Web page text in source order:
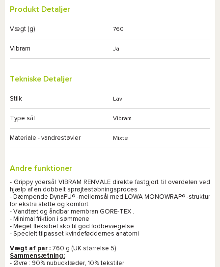
Produkt Detaljer
Vægt (g) 760
Vibram Ja
Tekniske Detaljer
Stilk Lav
Type sål Vibram
Materiale - vandrestøvler Mixte
Andre funktioner
- Grippy ydersål VIBRAM RENVALE direkte fastgjort til overdelen ved
hjælp af en dobbelt sprøjtestøbningsproces
- Dæmpende DynaPU® -mellemsål med LOWA MONOWRAP® -struktur
for ekstra støtte og komfort
- Vandtæt og åndbar membran GORE-TEX .
- Minimal friktion i sømmene
- Meget fleksibel sko til god fodbevægelse
- Specielt tilpasset kvindeføddernes anatomi
Vægt af par : 760 g (UK størrelse 5)
Sammensætning:
- Øvre : 90% nubucklæder, 10% tekstiler